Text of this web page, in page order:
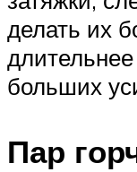
делать их
больших
Пар